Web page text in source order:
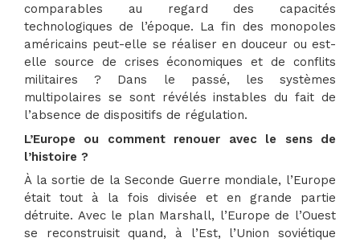
comparables au regard des capacités
technologiques de l’époque. La fin des monopoles
américains peut-elle se réaliser en douceur ou est-
elle source de crises économiques et de conflits
militaires ? Dans le passé, les systèmes
multipolaires se sont révélés instables du fait de
l’absence de dispositifs de régulation.
L’Europe ou comment renouer avec le sens de
l’histoire ?
À la sortie de la Seconde Guerre mondiale, l’Europe
était tout à la fois divisée et en grande partie
détruite. Avec le plan Marshall, l’Europe de l’Ouest
se reconstruisit quand, à l’Est, l’Union soviétique